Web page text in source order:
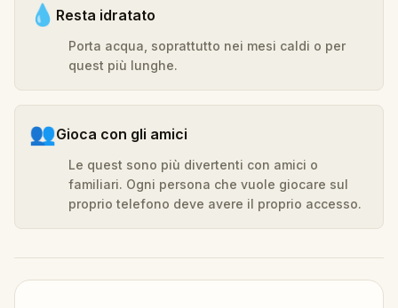
💧 Resta idratato
Porta acqua, soprattutto nei mesi caldi o per
quest più lunghe.
👥Gioca con gli amici
Le quest sono più divertenti con amici o
familiari. Ogni persona che vuole giocare sul
proprio telefono deve avere il proprio accesso.